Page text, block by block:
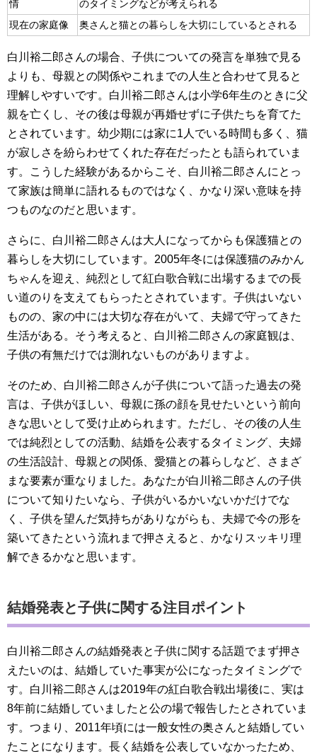
情
のタイミングなどが考えられる
現在の家庭像
奥さんと猫との暮らしを大切にしているとされる
白川裕二郎さんの場合、子供についての発言を単独で見る
よりも、母親との関係やこれまでの人生と合わせて見ると
理解しやすいです。白川裕二郎さんは小学6年生のときに父
親を亡くし、その後は母親が再婚せずに子供たちを育てた
とされています。幼少期には家に1人でいる時間も多く、猫
が寂しさを紛らわせてくれた存在だったとも語られていま
す。こうした経験があるからこそ、白川裕二郎さんにとっ
て家族は簡単に語れるものではなく、かなり深い意味を持
つものなのだと思います。
さらに、白川裕二郎さんは大人になってからも保護猫との
暮らしを大切にしています。2005年冬には保護猫のみかん
ちゃんを迎え、純烈として紅白歌合戦に出場するまでの長
い道のりを支えてもらったとされています。子供はいない
ものの、家の中には大切な存在がいて、夫婦で守ってきた
生活がある。そう考えると、白川裕二郎さんの家庭観は、
子供の有無だけでは測れないものがありますよ。
そのため、白川裕二郎さんが子供について語った過去の発
言は、子供がほしい、母親に孫の顔を見せたいという前向
きな思いとして受け止められます。ただし、その後の人生
では純烈としての活動、結婚を公表するタイミング、夫婦
の生活設計、母親との関係、愛猫との暮らしなど、さまざ
まな要素が重なりました。あなたが白川裕二郎さんの子供
について知りたいなら、子供がいるかいないかだけでな
く、子供を望んだ気持ちがありながらも、夫婦で今の形を
築いてきたという流れまで押さえると、かなりスッキリ理
解できるかなと思います。
結婚発表と子供に関する注目ポイント
白川裕二郎さんの結婚発表と子供に関する話題でまず押さ
えたいのは、結婚していた事実が公になったタイミングで
す。白川裕二郎さんは2019年の紅白歌合戦出場後に、実は
8年前に結婚していましたと公の場で報告したとされていま
す。つまり、2011年頃には一般女性の奥さんと結婚してい
たことになります。長く結婚を公表していなかったため、